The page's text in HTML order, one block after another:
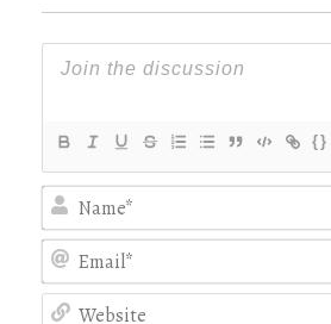
{}